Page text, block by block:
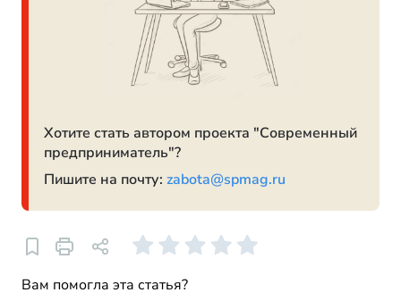
Хотите стать автором проекта "Современный
предприниматель"?
Пишите на почту: zabota@spmag.ru
Вам помогла эта статья?